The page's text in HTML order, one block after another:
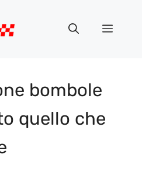
Menu
bombole
quello che